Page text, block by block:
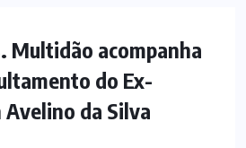
NOTÍCIAS
Multidão acompanha
do Ex-
da Silva